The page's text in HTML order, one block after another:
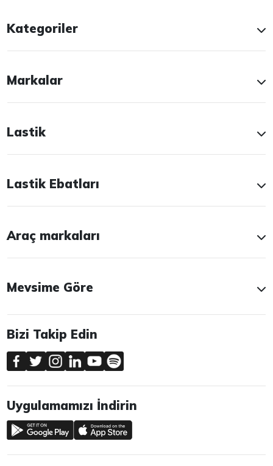
Kategoriler
Markalar
Lastik
Lastik Ebatları
Araç markaları
Mevsime Göre
Bizi Takip Edin
Uygulamamızı İndirin